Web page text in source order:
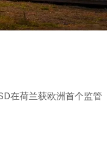
在荷兰获欧洲首个监管